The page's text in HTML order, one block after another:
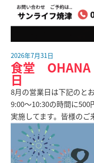
2026年7月31日
食堂 OHANA
日
8月の営業日は下記のと
9:00～10:30の時間に
実施してます。皆様のご